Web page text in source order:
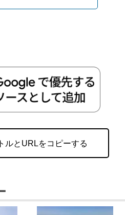
ルとURLをコピーする